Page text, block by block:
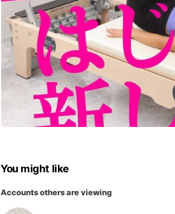
You might like
Accounts others are viewing